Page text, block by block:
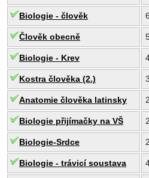
Biologie - člověk
Člověk obecně
Biologie - Krev
Kostra člověka (2.)
Anatomie člověka latinsky
Biologie přijímačky na VŠ
Biologie-Srdce
Biologie - trávicí soustava